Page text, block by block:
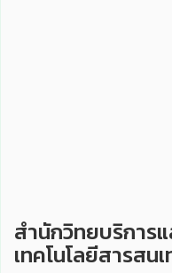
สำนักวิทยบริการแ
เทคโนโลยีสารสน